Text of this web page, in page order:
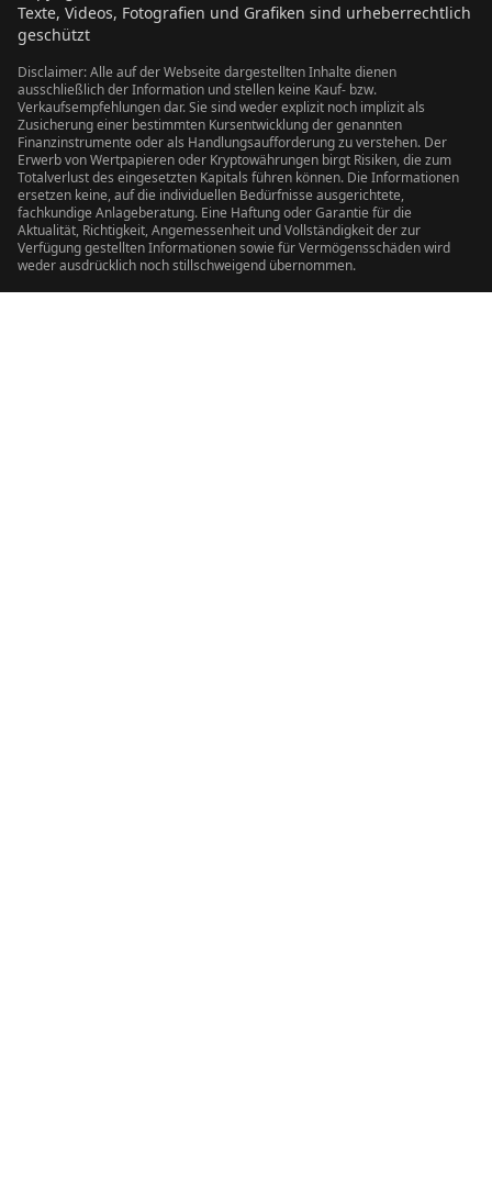
Texte, Videos, Fotografien und Grafiken sind urheberrechtlich
geschützt
Disclaimer: Alle auf der Webseite dargestellten Inhalte dienen
ausschließlich der Information und stellen keine Kauf- bzw.
Verkaufsempfehlungen dar. Sie sind weder explizit noch implizit als
Zusicherung einer bestimmten Kursentwicklung der genannten
Finanzinstrumente oder als Handlungsaufforderung zu verstehen. Der
Erwerb von Wertpapieren oder Kryptowährungen birgt Risiken, die zum
Totalverlust des eingesetzten Kapitals führen können. Die Informationen
ersetzen keine, auf die individuellen Bedürfnisse ausgerichtete,
fachkundige Anlageberatung. Eine Haftung oder Garantie für die
Aktualität, Richtigkeit, Angemessenheit und Vollständigkeit der zur
Verfügung gestellten Informationen sowie für Vermögensschäden wird
weder ausdrücklich noch stillschweigend übernommen.